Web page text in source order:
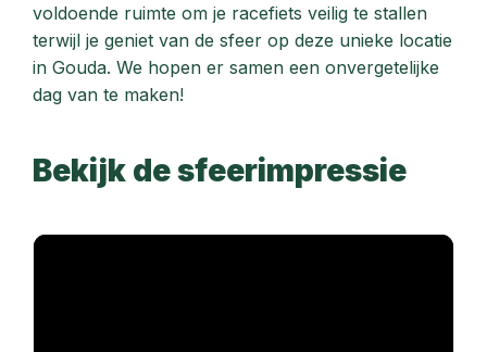
voldoende ruimte om je racefiets veilig te stallen
terwijl je geniet van de sfeer op deze unieke locatie
in Gouda. We hopen er samen een onvergetelijke
dag van te maken!
Bekijk de sfeerimpressie